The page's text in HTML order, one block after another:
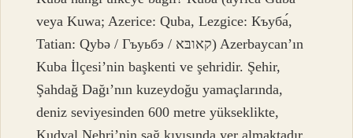
veya Kuwa; Azerice: Quba, Lezgice: Къуба́,
Tatian: Qybə / Гъуьбэ / קאובּא) Azerbaycan’ın
Kuba İlçesi’nin başkenti ve şehridir. Şehir,
Şahdağ Dağı’nın kuzeydoğu yamaçlarında,
deniz seviyesinden 600 metre yükseklikte,